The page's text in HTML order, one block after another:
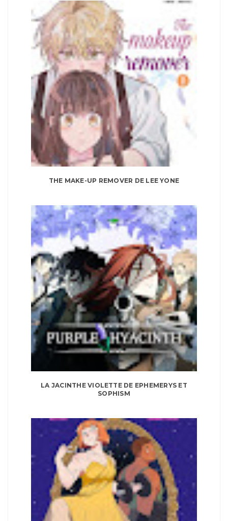
THE MAKE-UP REMOVER DE LEE YONE
LA JACINTHE VIOLETTE DE EPHEMERYS ET
SOPHISM